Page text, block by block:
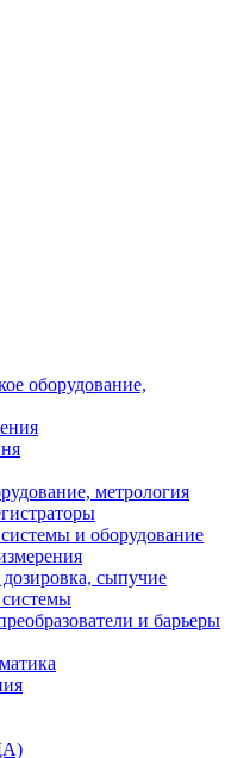
оборудование,
метрология
и оборудование
сыпучие
и барьеры